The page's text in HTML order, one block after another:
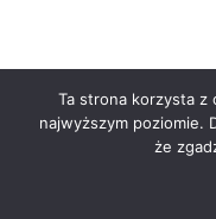
|
Ta strona korzysta z
najwyższym poziomie.
że